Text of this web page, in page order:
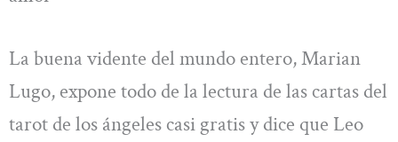
La buena vidente del mundo entero, Marian
Lugo, expone todo de la lectura de las cartas del
tarot de los ángeles casi gratis y dice que Leo